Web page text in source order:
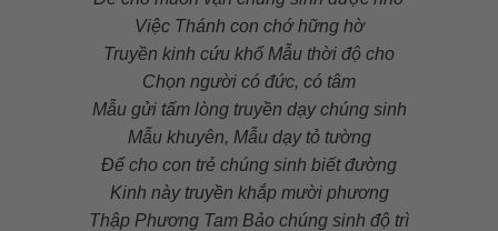
Việc Thánh con chớ hững hờ
Truyền kinh cứu khổ Mẫu thời độ cho
Chọn người có đức, có tâm
Mẫu gửi tấm lòng truyền dạy chúng sinh
Mẫu khuyên, Mẫu dạy tỏ tường
Để cho con trẻ chúng sinh biết đường
Kinh này truyền khắp mười phương
Thập Phương Tam Bảo chúng sinh độ trì